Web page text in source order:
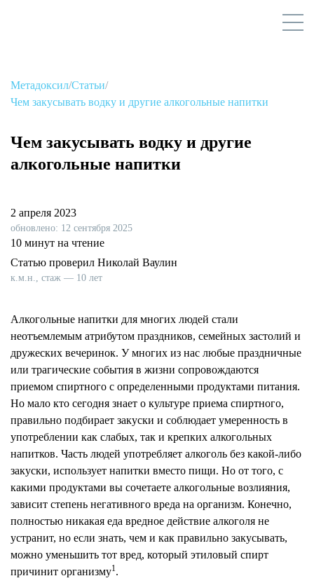
Метадоксил/Статьи/
Чем закусывать водку и другие алкогольные напитки
Чем закусывать водку и другие
алкогольные напитки
2 апреля 2023
обновлено: 12 сентября 2025
10 минут на чтение
Статью проверил Николай Ваулин
к.м.н., стаж — 10 лет
Алкогольные напитки для многих людей стали
неотъемлемым атрибутом праздников, семейных застолий и
дружеских вечеринок. У многих из нас любые праздничные
или трагические события в жизни сопровождаются
приемом спиртного с определенными продуктами питания.
Но мало кто сегодня знает о культуре приема спиртного,
правильно подбирает закуски и соблюдает умеренность в
употреблении как слабых, так и крепких алкогольных
напитков. Часть людей употребляет алкоголь без какой-либо
закуски, использует напитки вместо пищи. Но от того, с
какими продуктами вы сочетаете алкогольные возлияния,
зависит степень негативного вреда на организм. Конечно,
полностью никакая еда вредное действие алкоголя не
устранит, но если знать, чем и как правильно закусывать,
можно уменьшить тот вред, который этиловый спирт
причинит организму1.